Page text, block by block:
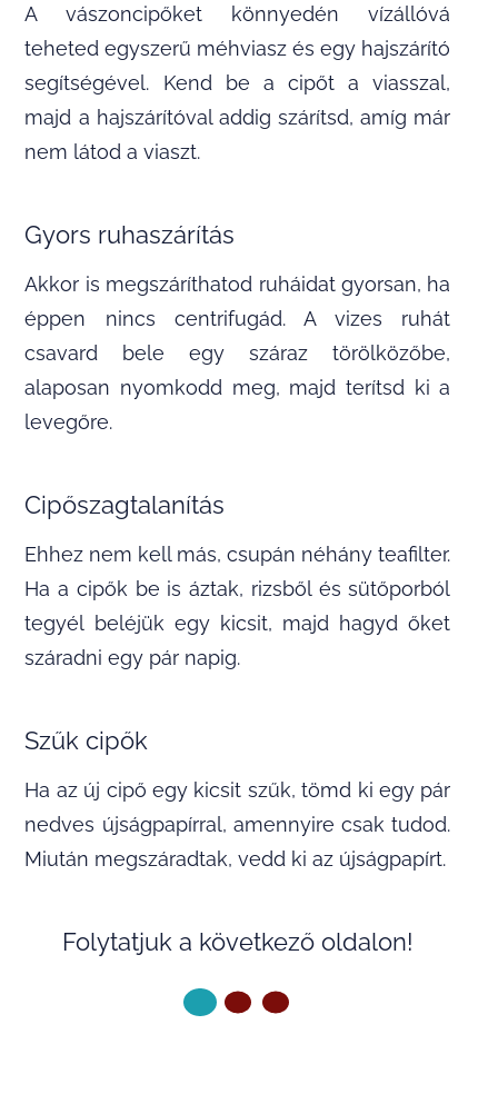
A vászoncipőket könnyedén vízállóvá
teheted egyszerű méhviasz és egy hajszárító
segítségével. Kend be a cipőt a viasszal,
majd a hajszárítóval addig szárítsd, amíg már
nem látod a viaszt.
Gyors ruhaszárítás
Akkor is megszáríthatod ruháidat gyorsan, ha
éppen nincs centrifugád. A vizes ruhát
csavard bele egy száraz törölközőbe,
alaposan nyomkodd meg, majd terítsd ki a
levegőre.
Cipőszagtalanítás
Ehhez nem kell más, csupán néhány teafilter.
Ha a cipők be is áztak, rizsből és sütőporból
tegyél beléjük egy kicsit, majd hagyd őket
száradni egy pár napig.
Szűk cipők
Ha az új cipő egy kicsit szűk, tömd ki egy pár
nedves újságpapírral, amennyire csak tudod.
Miután megszáradtak, vedd ki az újságpapírt.
Folytatjuk a következő oldalon!